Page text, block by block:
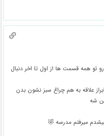
همه قسمت ها از اول تا اخر دنبال
علاقه به هم چراغ سبز نشون بدن
شه
میرفتم مدرسه 🤣